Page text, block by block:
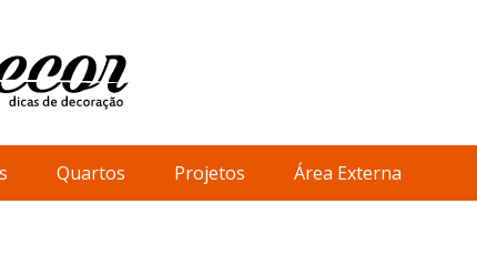
Quartos Projetos Área Externa